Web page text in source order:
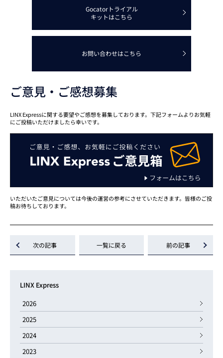
Gocatorトライアル
キットはこちら
お問い合わせはこちら
ご意見・ご感想募集
LINX Expressに関する要望やご感想を募集しております。下記フォームよりお気軽
にご投稿いただけましたら幸いです。
いただいたご意見については今後の運営の参考にさせていただきます。皆様のご投
稿お待ちしております。
次の記事 一覧に戻る 前の記事
LINX Express
2026
2025
2024
2023